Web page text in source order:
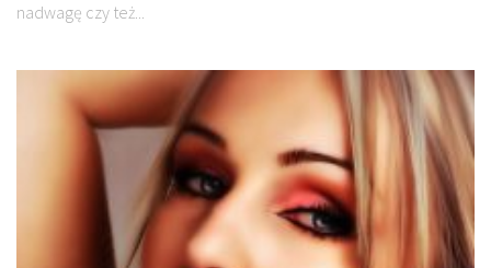
nadwagę czy też...